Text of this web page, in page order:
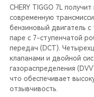
CHERY TIGGO 7L
современную
бензиновый двигатель
паре с 7-ступенчатой
передач (DCT).
клапанами и двойной
газораспределения
что обеспечивает
отзывчивость.